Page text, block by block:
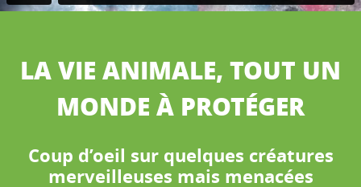
LA VIE ANIMALE, TOUT UN
MONDE À PROTÉGER
Coup d’oeil sur quelques créatures
merveilleuses mais menacées